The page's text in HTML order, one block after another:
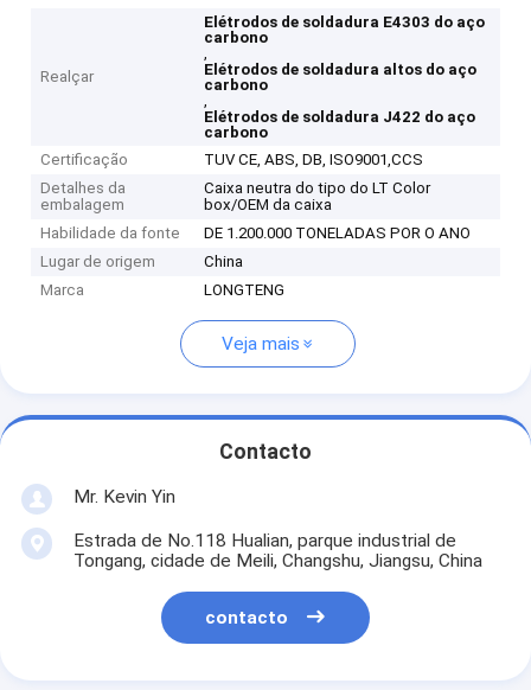
Realçar
Elétrodos de soldadura E4303 do aço
carbono
,
Elétrodos de soldadura altos do aço
carbono
,
Elétrodos de soldadura J422 do aço
carbono
Certificação
TUV CE, ABS, DB, ISO9001,CCS
Detalhes da
embalagem
Caixa neutra do tipo do LT Color
box/OEM da caixa
Habilidade da fonte
DE 1.200.000 TONELADAS POR O ANO
Lugar de origem
China
Marca
LONGTENG
Veja mais
Contacto
Mr. Kevin Yin
Estrada de No.118 Hualian, parque industrial de
Tongang, cidade de Meili, Changshu, Jiangsu, China
contacto